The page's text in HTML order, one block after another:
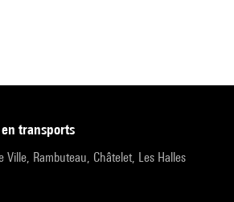
en transports
Ville, Rambuteau, Châtelet, Les Halles